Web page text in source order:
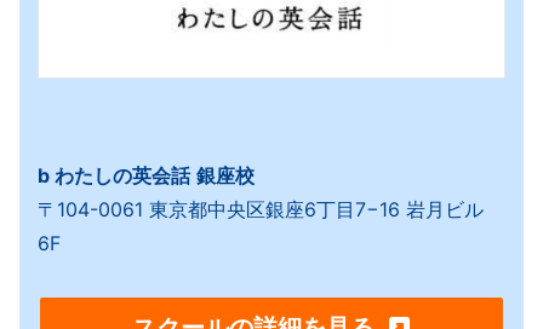
b わたしの英会話 銀座校
〒104-0061 東京都中央区銀座6丁目7−16 岩月ビル
6F